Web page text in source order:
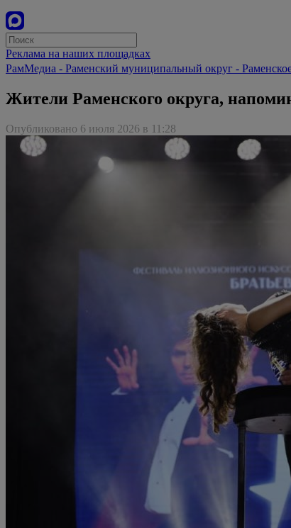
Реклама на наших площадках
РамМедиа - Раменский муниципальный округ -
Жители Раменского округа,
Опубликовано 6 июля 2026 в 11:28